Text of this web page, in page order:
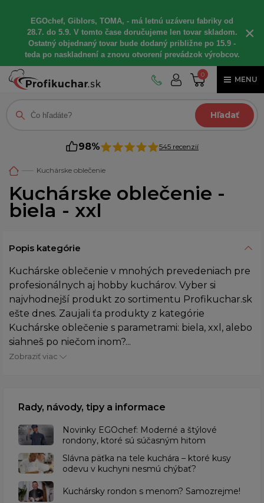
EGOchef, Giblors, TOMA, - má letnú uzáveru fabriky od
28.7. do 5.9. V tomto čase doručujeme len tovar skladom.
Ostatný objednaný tovar bude dodaný približne po 15.9 -
teda po naskladnení a znovu otvorení prevádzok výrobcov.
×
0
MENU
Hľadať
98% 545 recenzií
Kuchárske oblečenie
Kuchárske oblečenie -
biela - xxl
Popis kategórie
Kuchárske oblečenie v mnohých prevedeniach pre
profesionálnych aj hobby kuchárov. Vyber si
najvhodnejší produkt zo sortimentu Profikuchar.sk
ešte dnes. Zaujali ťa produkty z kategórie
Kuchárske oblečenie s parametrami: biela, xxl, alebo
siahneš po niečom inom?...
Zobraziť viac
Rady, návody, tipy a informace
Novinky EGOchef: Moderné a štýlové
rondony, ktoré sú súčasným hitom
Slávna päťka na tele kuchára – ktoré kusy
odevu v kuchyni nesmú chýbať?
Kuchársky rondon s menom? Samozrejme!